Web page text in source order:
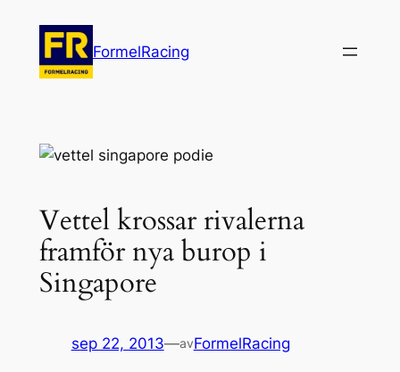
innehåll
FormelRacing
Vettel krossar rivalerna
framför nya burop i
Singapore
sep 22, 2013—avFormelRacing